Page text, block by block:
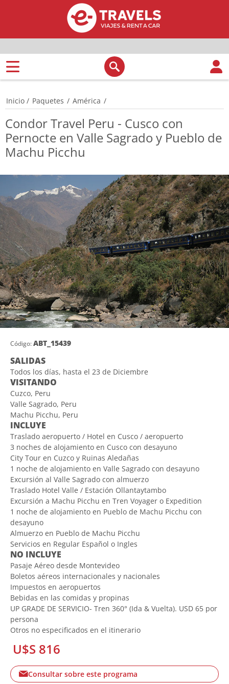
Inicio / Paquetes / América /
Condor Travel Peru - Cusco con
Pernocte en Valle Sagrado y Pueblo de
Machu Picchu
Código:ABT_15439
SALIDAS
Todos los días, hasta el 23 de Diciembre
VISITANDO
Cuzco, Peru
Valle Sagrado, Peru
Machu Picchu, Peru
INCLUYE
Traslado aeropuerto / Hotel en Cusco / aeropuerto
3 noches de alojamiento en Cusco con desayuno
City Tour en Cuzco y Ruinas Aledañas
1 noche de alojamiento en Valle Sagrado con desayuno
Excursión al Valle Sagrado con almuerzo
Traslado Hotel Valle / Estación Ollantaytambo
Excursión a Machu Picchu en Tren Voyager o Expedition
1 noche de alojamiento en Pueblo de Machu Picchu con
desayuno
Almuerzo en Pueblo de Machu Picchu
Servicios en Regular Español o Ingles
NO INCLUYE
Pasaje Aéreo desde Montevideo
Boletos aéreos internacionales y nacionales
Impuestos en aeropuertos
Bebidas en las comidas y propinas
UP GRADE DE SERVICIO- Tren 360° (Ida & Vuelta). USD 65 por
persona
Otros no especificados en el itinerario
U$S 816
Consultar sobre este programa